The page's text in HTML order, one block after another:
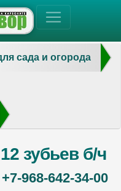
сада и огорода
зубьев б/ч
+7-968-642-34-00